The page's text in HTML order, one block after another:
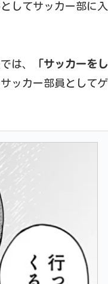
してサッカー部に入
は、
「サッカーをし
ッカー部員としてゲ